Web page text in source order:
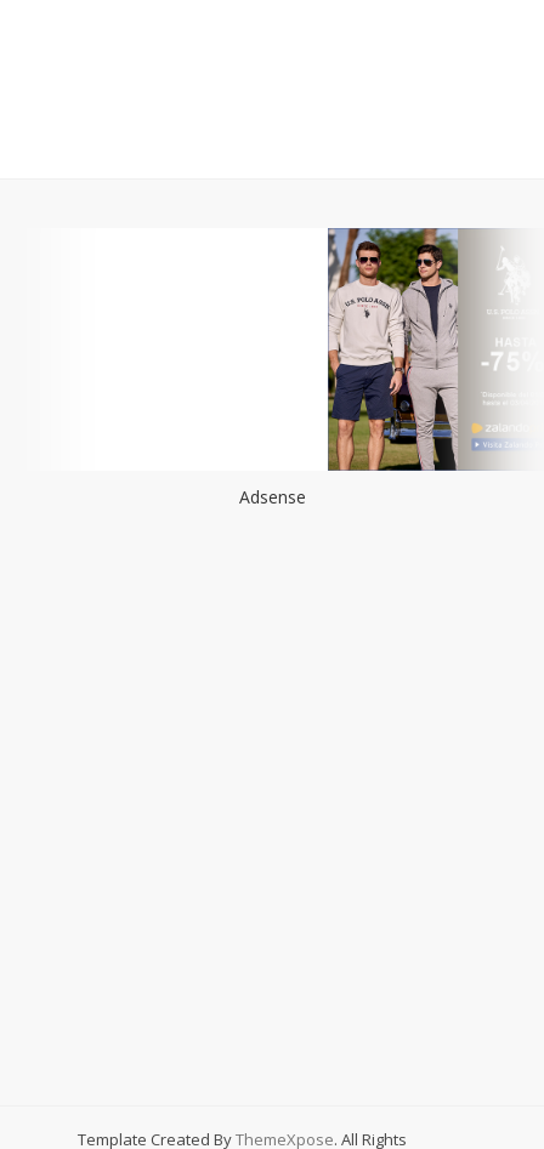
Adsense
Template Created ByThemeXpose. All Rights